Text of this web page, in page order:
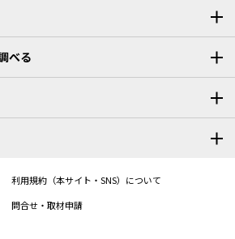
べる
利用規約（本サイト・SNS）について
問合せ・取材申請